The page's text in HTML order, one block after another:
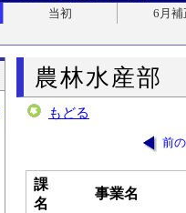
当初
6月補
農林水産部
もどる
前
課
名
事業名